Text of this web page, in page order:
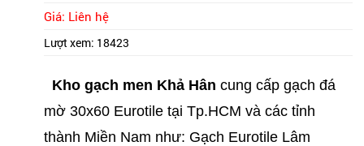
Giá: Liên hệ
Lượt xem: 18423
Kho gạch men Khả Hân cung cấp gạch đá
mờ 30x60 Eurotile tại Tp.HCM và các tỉnh
thành Miền Nam như: Gạch Eurotile Lâm